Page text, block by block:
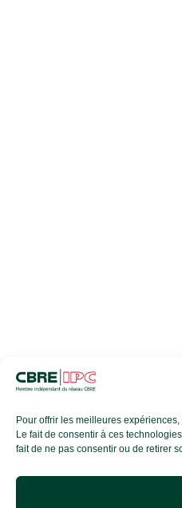
Pour offrir les meilleures
Le fait de consentir à ces
fait de ne pas consentir ou de retirer